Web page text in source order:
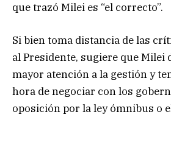
que trazó Milei es “el correcto”.
Si bien toma distancia de las
al Presidente, sugiere que Milei
mayor atención a la gestión y
hora de negociar con los
oposición por la ley ómnibus o